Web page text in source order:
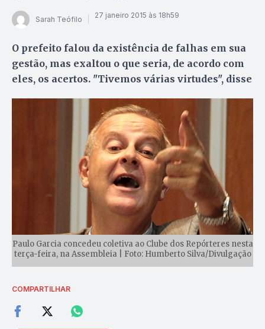
Sarah Teófilo 27 janeiro 2015 às 18h59
O prefeito falou da existência de falhas em sua
gestão, mas exaltou o que seria, de acordo com
eles, os acertos. "Tivemos várias virtudes", disse
Paulo Garcia concedeu coletiva ao Clube dos Repórteres nesta
terça-feira, na Assembleia | Foto: Humberto Silva/Divulgação
COMPARTILHAR